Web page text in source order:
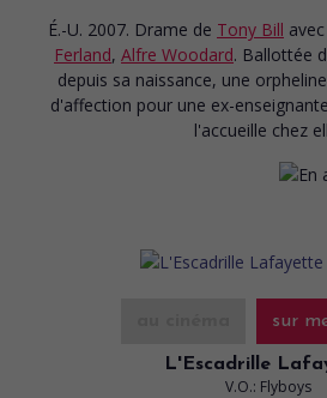
É.-U. 2007. Drame de Tony Bill avec
Ferland, Alfre Woodard. Ballottée
depuis sa naissance, une
d'affection pour une ex-
l'accueille chez
sur
L'Escadrille
V.O.: Flyboys